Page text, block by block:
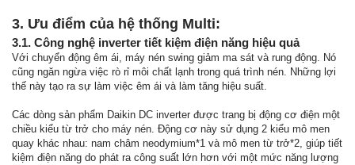
3. Ưu điểm của hệ thống Multi:
3.1. Công nghệ inverter tiết kiệm điện năng hiệu quả
Với chuyển động êm ái, máy nén swing giảm ma sát và rung động. Nó
cũng ngăn ngừa việc rò rỉ môi chất lạnh trong quá trình nén. Những lợi
thế này tạo ra sự làm việc êm ái và làm tăng hiệu suất.
Các dòng sản phẩm Daikin DC inverter được trang bị động cơ điện một
chiều kiểu từ trở cho máy nén. Động cơ này sử dụng 2 kiểu mô men
quay khác nhau: nam châm neodymium*1 và mô men từ trở*2, giúp tiết
kiệm điện năng do phát ra công suất lớn hơn với một mức năng lượng